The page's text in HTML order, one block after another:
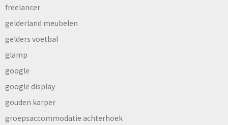
freelancer
gelderland meubelen
gelders voetbal
glamp
google
google display
gouden karper
groepsaccommodatie achterhoek